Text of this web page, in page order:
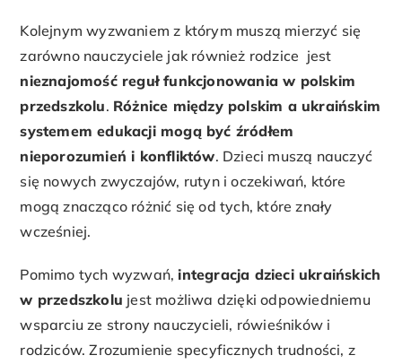
Kolejnym wyzwaniem z którym muszą mierzyć się
zarówno nauczyciele jak również rodzice jest
nieznajomość reguł funkcjonowania w polskim
przedszkolu. Różnice między polskim a ukraińskim
systemem edukacji mogą być źródłem
nieporozumień i konfliktów. Dzieci muszą nauczyć
się nowych zwyczajów, rutyn i oczekiwań, które
mogą znacząco różnić się od tych, które znały
wcześniej.
Pomimo tych wyzwań, integracja dzieci ukraińskich
w przedszkolu jest możliwa dzięki odpowiedniemu
wsparciu ze strony nauczycieli, rówieśników i
rodziców. Zrozumienie specyficznych trudności, z